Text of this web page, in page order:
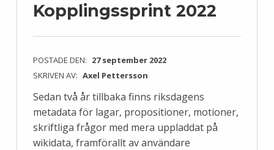
Kopplingssprint 2022
POSTADE DEN: 27 september 2022
SKRIVEN AV: Axel Pettersson
Sedan två år tillbaka finns riksdagens
metadata för lagar, propositioner, motioner,
skriftliga frågor med mera uppladdat på
wikidata, framförallt av användare